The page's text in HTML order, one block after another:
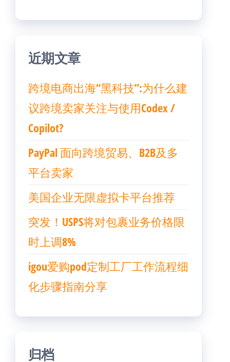
近期文章
跨境电商出海“黑科技”:为什么建
议跨境卖家关注与使用Codex /
Copilot?
PayPal 面向跨境贸易、B2B及多
平台卖家
美国企业无限虚拟卡平台推荐
突发！USPS将对包裹业务价格限
时上调8%
igou爱购pod定制工厂工作流程细
化步骤指南分享
归档